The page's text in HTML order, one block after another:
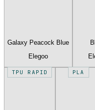
Galaxy Peacock Blue
Elegoo
TPU RAPID PLA